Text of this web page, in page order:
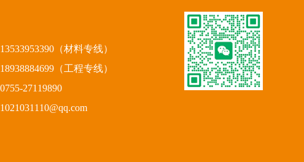
（材料专线）
（工程专线）
27119890